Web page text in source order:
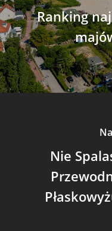
Ranking
Nie